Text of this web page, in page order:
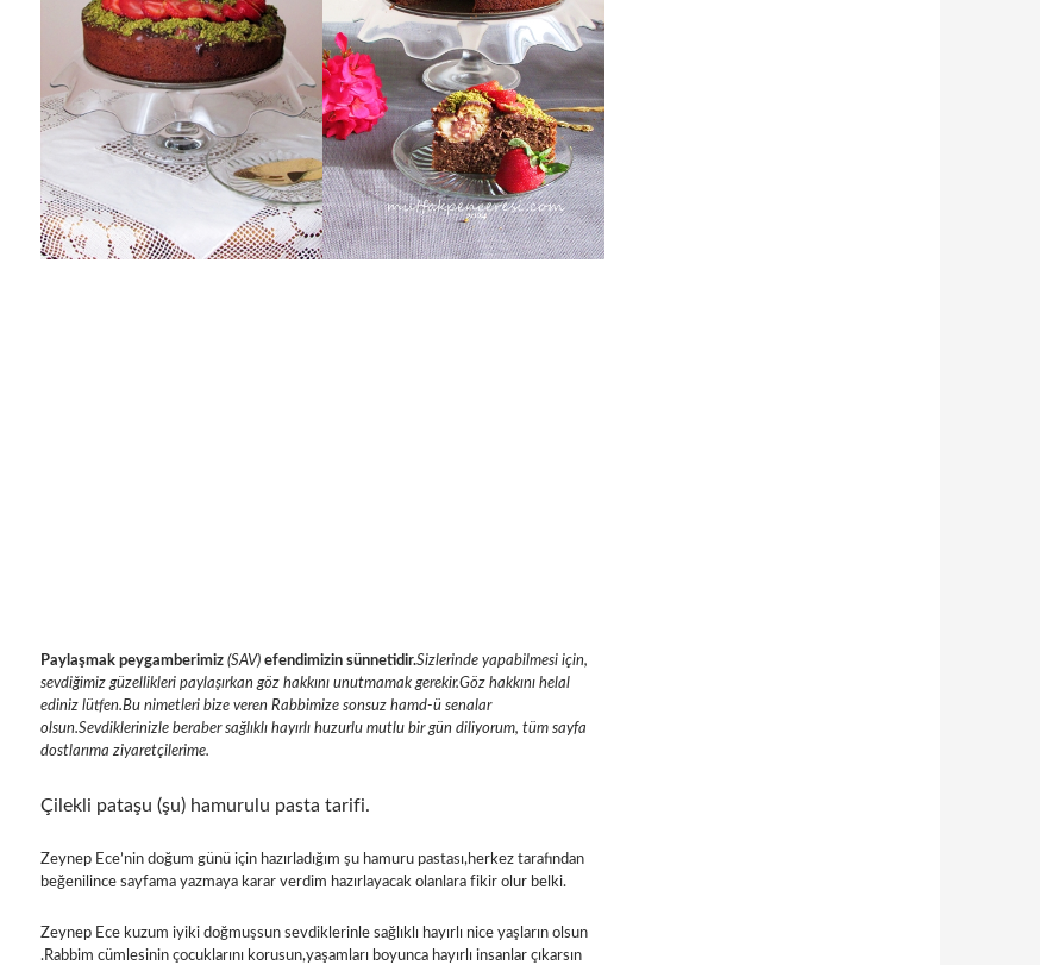
Paylaşmak peygamberimiz (SAV) efendimizin sünnetidir.Sizlerinde yapabilmesi için,
sevdiğimiz güzellikleri paylaşırkan göz hakkını unutmamak gerekir.Göz hakkını helal
ediniz lütfen.Bu nimetleri bize veren Rabbimize sonsuz hamd-ü senalar
olsun.Sevdiklerinizle beraber sağlıklı hayırlı huzurlu mutlu bir gün diliyorum, tüm sayfa
dostlarıma ziyaretçilerime.
Çilekli pataşu (şu) hamurulu pasta tarifi.
Zeynep Ece’nin doğum günü için hazırladığım şu hamuru pastası,herkez tarafından
beğenilince sayfama yazmaya karar verdim hazırlayacak olanlara fikir olur belki.
Zeynep Ece kuzum iyiki doğmuşsun sevdiklerinle sağlıklı hayırlı nice yaşların olsun
.Rabbim cümlesinin çocuklarını korusun,yaşamları boyunca hayırlı insanlar çıkarsın